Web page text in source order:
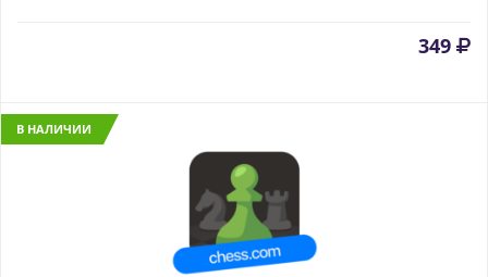
349
В НАЛИЧИИ